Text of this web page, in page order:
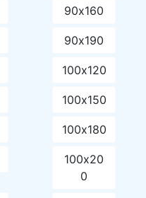
90х160
90х190
100х120
100х150
100х180
100х20
0